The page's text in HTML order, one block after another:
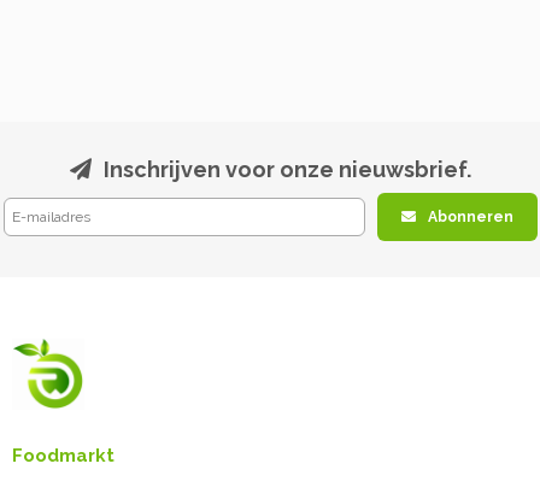
Inschrijven voor onze nieuwsbrief.
Abonneren
Foodmarkt